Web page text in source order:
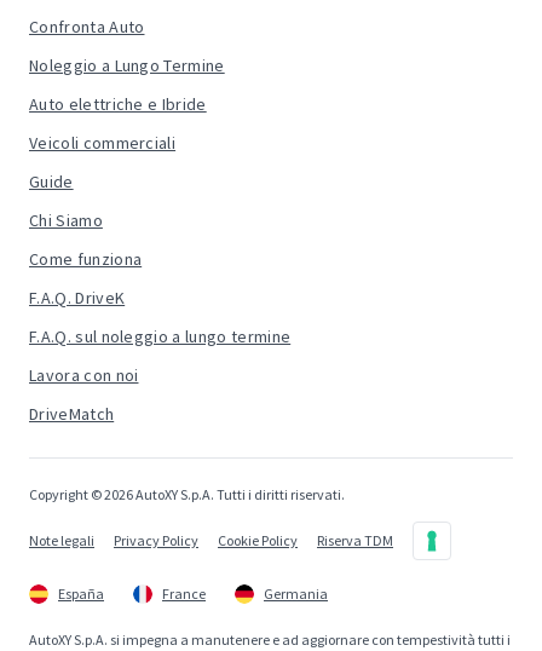
Confronta Auto
Noleggio a Lungo Termine
Auto elettriche e Ibride
Veicoli commerciali
Guide
Chi Siamo
Come funziona
F.A.Q. DriveK
F.A.Q. sul noleggio a lungo termine
Lavora con noi
DriveMatch
Copyright © 2026 AutoXY S.p.A. Tutti i diritti riservati.
Note legali Privacy Policy Cookie Policy Riserva TDM
España France Germania
AutoXY S.p.A. si impegna a manutenere e ad aggiornare con tempestività tutti i